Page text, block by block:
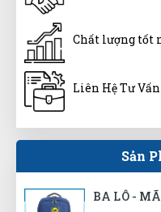
ÁH
Shop tư vấn nhiệt
Minh Đức
Chất lượng tốt
Liên Hệ Tư Vấn
Sản
BA LÔ -